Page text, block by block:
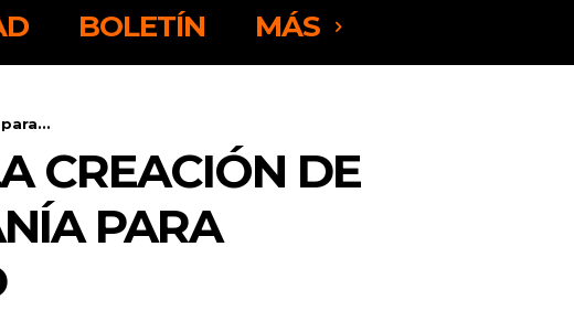
BOLETÍN MÁS
CREACIÓN DE
PARA